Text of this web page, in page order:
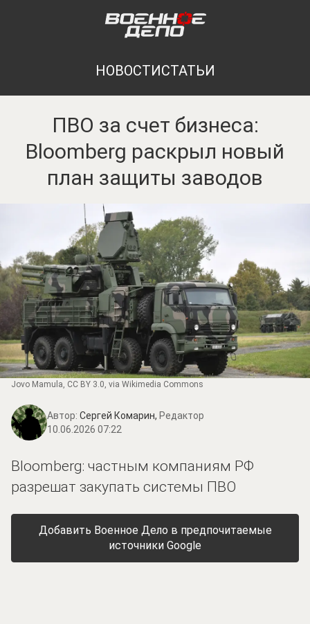
НОВОСТИСТАТЬИ
ПВО за счет бизнеса:
Bloomberg раскрыл новый
план защиты заводов
Jovo Mamula, CC BY 3.0, via Wikimedia Commons
Автор: Сергей Комарин, Редактор
10.06.2026 07:22
Bloomberg: частным компаниям РФ
разрешат закупать системы ПВО
Добавить Военное Дело в предпочитаемые
источники Google